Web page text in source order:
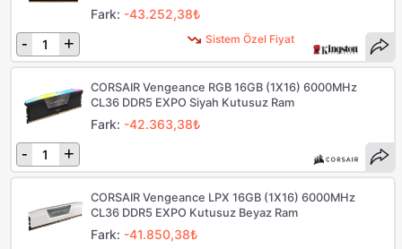
Sistem Özel Fiyat
Fark: -43.252,38₺
- +
CORSAIR Vengeance RGB 16GB (1X16) 6000MHz
CL36 DDR5 EXPO Siyah Kutusuz Ram
Fark: -42.363,38₺
- +
CORSAIR Vengeance LPX 16GB (1X16) 6000MHz
CL36 DDR5 EXPO Kutusuz Beyaz Ram
Fark: -41.850,38₺